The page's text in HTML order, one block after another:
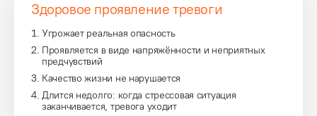
Здоровое проявление тревоги
Угрожает реальная опасность
Проявляется в виде напряжённости и неприятных
предчувствий
Качество жизни не нарушается
Длится недолго: когда стрессовая ситуация
заканчивается, тревога уходит